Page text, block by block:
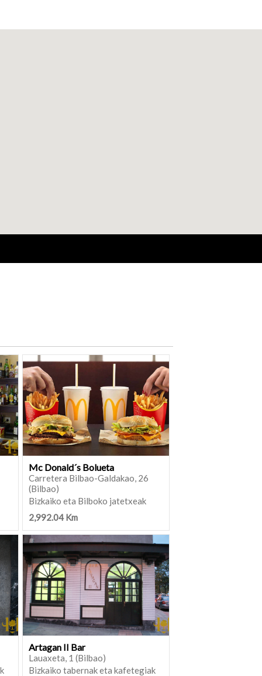
Mc Donald´s Bolueta
Carretera Bilbao-Galdakao, 26
(Bilbao)
Bizkaiko eta Bilboko jatetxeak
2,992.04 Km
Artagan II Bar
Lauaxeta, 1 (Bilbao)
Bizkaiko tabernak eta kafetegiak